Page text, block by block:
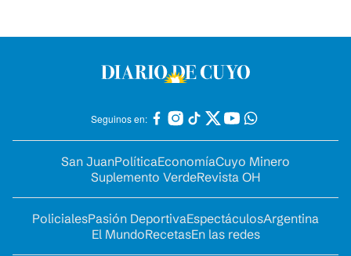
Seguinos en:
San JuanPolíticaEconomíaCuyo Minero
Suplemento VerdeRevista OH
PolicialesPasión DeportivaEspectáculosArgentina
El MundoRecetasEn las redes